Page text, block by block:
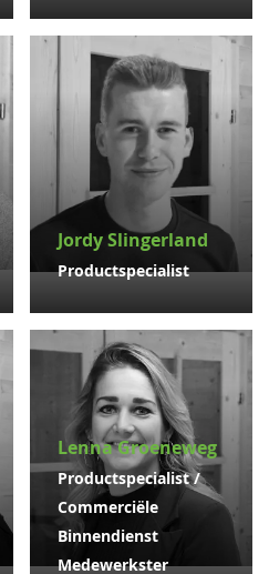
Jordy Slingerland
Productspecialist
Lenna Groeneweg
Productspecialist /
Commerciële
Binnendienst
Medewerkster